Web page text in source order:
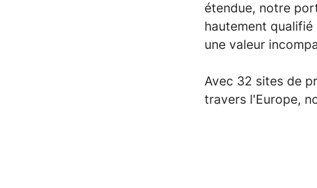
étendue, notre
hautement
une valeur
Avec 32 sites de
travers l'Europe,